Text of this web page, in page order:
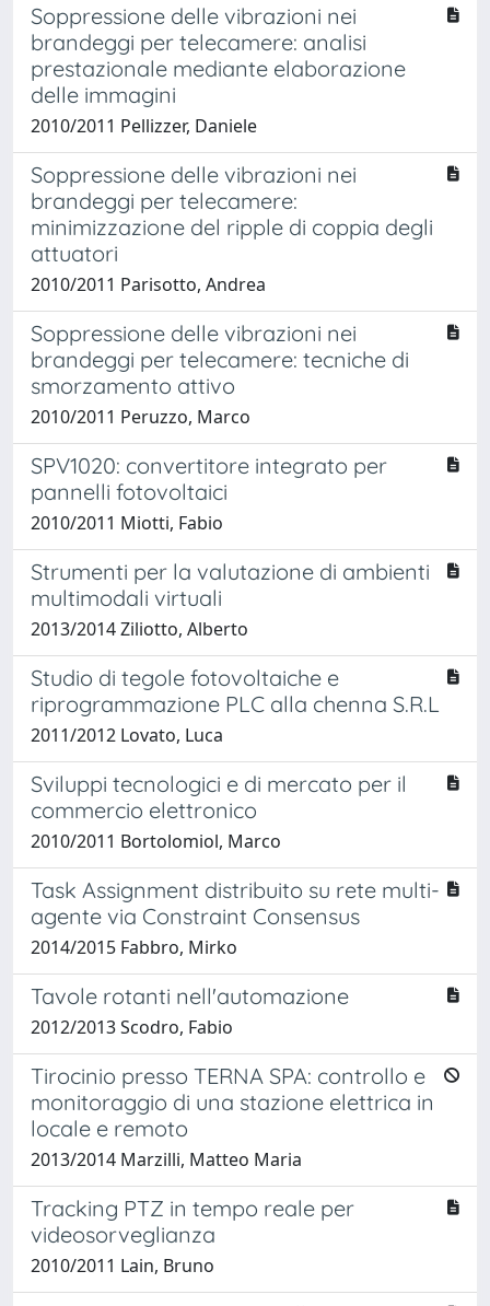
Soppressione delle vibrazioni nei
brandeggi per telecamere: analisi
prestazionale mediante elaborazione
delle immagini
2010/2011 Pellizzer, Daniele
Soppressione delle vibrazioni nei
brandeggi per telecamere:
minimizzazione del ripple di coppia degli
attuatori
2010/2011 Parisotto, Andrea
Soppressione delle vibrazioni nei
brandeggi per telecamere: tecniche di
smorzamento attivo
2010/2011 Peruzzo, Marco
SPV1020: convertitore integrato per
pannelli fotovoltaici
2010/2011 Miotti, Fabio
Strumenti per la valutazione di ambienti
multimodali virtuali
2013/2014 Ziliotto, Alberto
Studio di tegole fotovoltaiche e
riprogrammazione PLC alla chenna S.R.L
2011/2012 Lovato, Luca
Sviluppi tecnologici e di mercato per il
commercio elettronico
2010/2011 Bortolomiol, Marco
Task Assignment distribuito su rete multi-
agente via Constraint Consensus
2014/2015 Fabbro, Mirko
Tavole rotanti nell'automazione
2012/2013 Scodro, Fabio
Tirocinio presso TERNA SPA: controllo e
monitoraggio di una stazione elettrica in
locale e remoto
2013/2014 Marzilli, Matteo Maria
Tracking PTZ in tempo reale per
videosorveglianza
2010/2011 Lain, Bruno